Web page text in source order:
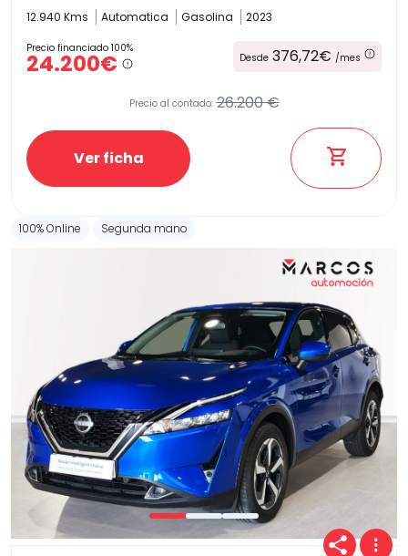
12.940 Kms
Automatica Gasolina 2023
Precio financiado 100%
24.200€ Desde 376,72€ /mes
Precio al contado: 26.200 €
Ver ficha
100% Online Segunda mano